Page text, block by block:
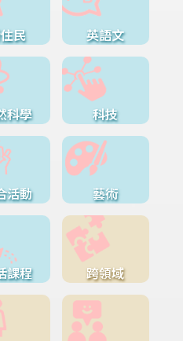
民 英語文
科學 科技
活動 藝術
課程 跨領域